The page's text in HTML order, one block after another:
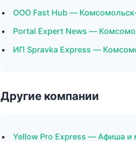
ООО Fast Hub —
Portal Expert News —
ИП Spravka Express —
Другие компании
Yellow Pro Express — Афиша и